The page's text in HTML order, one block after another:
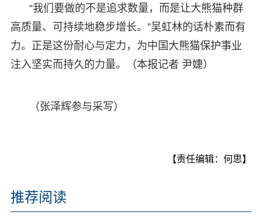
“我们要做的不是追求数量，而是让大熊猫种群
高质量、可持续地稳步增长。”吴虹林的话朴素而有
力。正是这份耐心与定力，为中国大熊猫保护事业
注入坚实而持久的力量。（本报记者 尹婕）
（张泽辉参与采写）
【责任编辑：何思】
推荐阅读